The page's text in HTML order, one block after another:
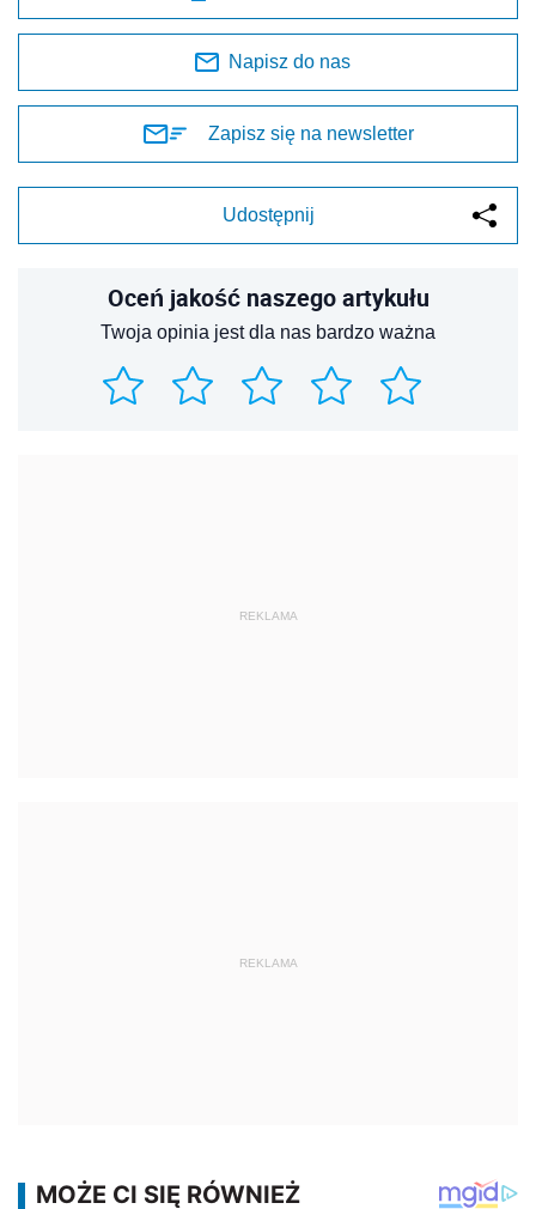
Napisz do nas
Zapisz się na newsletter
Udostępnij
Oceń jakość naszego artykułu
Twoja opinia jest dla nas bardzo ważna
REKLAMA
REKLAMA